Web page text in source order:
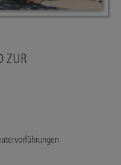
ZUR